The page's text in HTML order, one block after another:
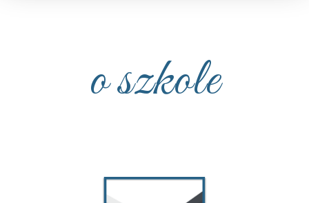
o szkole